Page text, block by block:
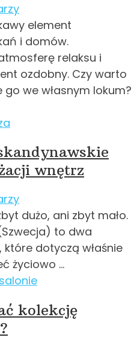
element
i domów.
relaksu i
ozdobny. Czy warto
we własnym lokum?
wnętrz
dużo, ani zbyt mało.
to dwa
dotyczą właśnie
życiowo …
kolekcję